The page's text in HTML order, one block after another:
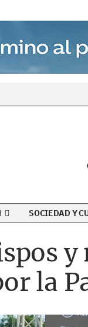
SOCIEDAD Y
la